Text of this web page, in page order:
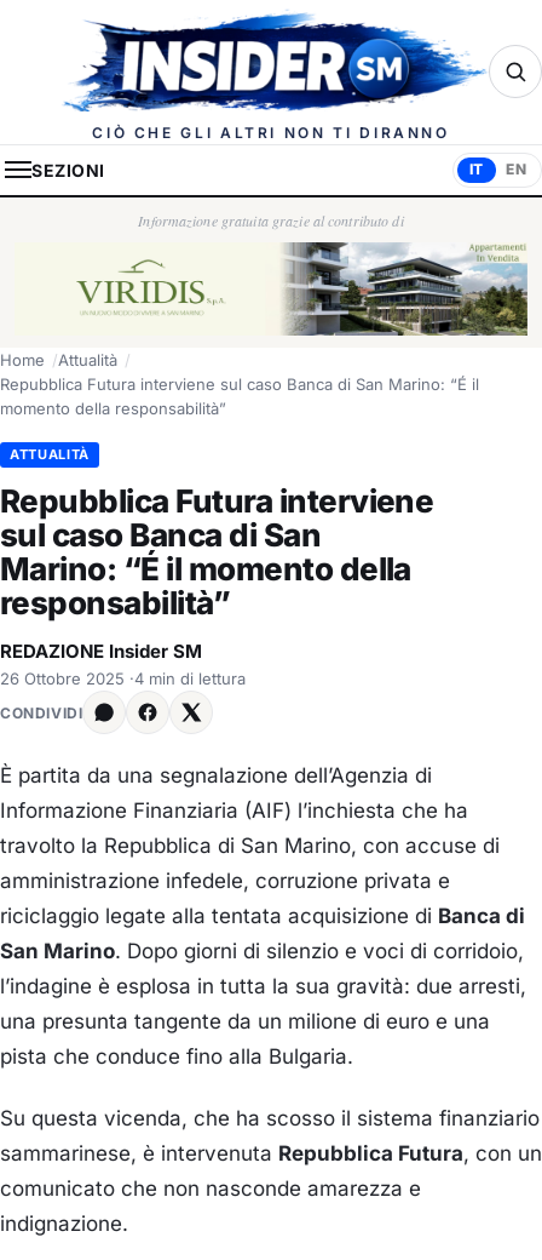
Insider.sm
CIÒ CHE GLI ALTRI NON TI DIRANNO
SEZIONI IT EN
Informazione gratuita grazie al contributo di
Home
Attualità
Repubblica Futura interviene sul caso Banca di San Marino: “É il
momento della responsabilità”
ATTUALITÀ
Repubblica Futura interviene
sul caso Banca di San
Marino: “É il momento della
responsabilità”
REDAZIONE Insider SM
26 Ottobre 2025 ·4 min di lettura
CONDIVIDI
È partita da una segnalazione dell’Agenzia di
Informazione Finanziaria (AIF) l’inchiesta che ha
travolto la Repubblica di San Marino, con accuse di
amministrazione infedele, corruzione privata e
riciclaggio legate alla tentata acquisizione di Banca di
San Marino. Dopo giorni di silenzio e voci di corridoio,
l’indagine è esplosa in tutta la sua gravità: due arresti,
una presunta tangente da un milione di euro e una
pista che conduce fino alla Bulgaria.
Su questa vicenda, che ha scosso il sistema finanziario
sammarinese, è intervenuta Repubblica Futura, con un
comunicato che non nasconde amarezza e
indignazione.